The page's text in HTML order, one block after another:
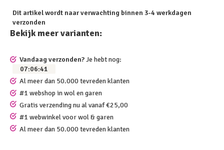
Dit artikel wordt naar verwachting binnen 3-4 werkdagen
verzonden
Bekijk meer varianten:
Vandaag verzonden?Je hebt nog:
07:06:41
Al meer dan 50.000 tevreden klanten
#1 webshop in wol en garen
Gratis verzending nu al vanaf €25,00
#1 webwinkel voor wol & garen
Al meer dan 50.000 tevreden klanten